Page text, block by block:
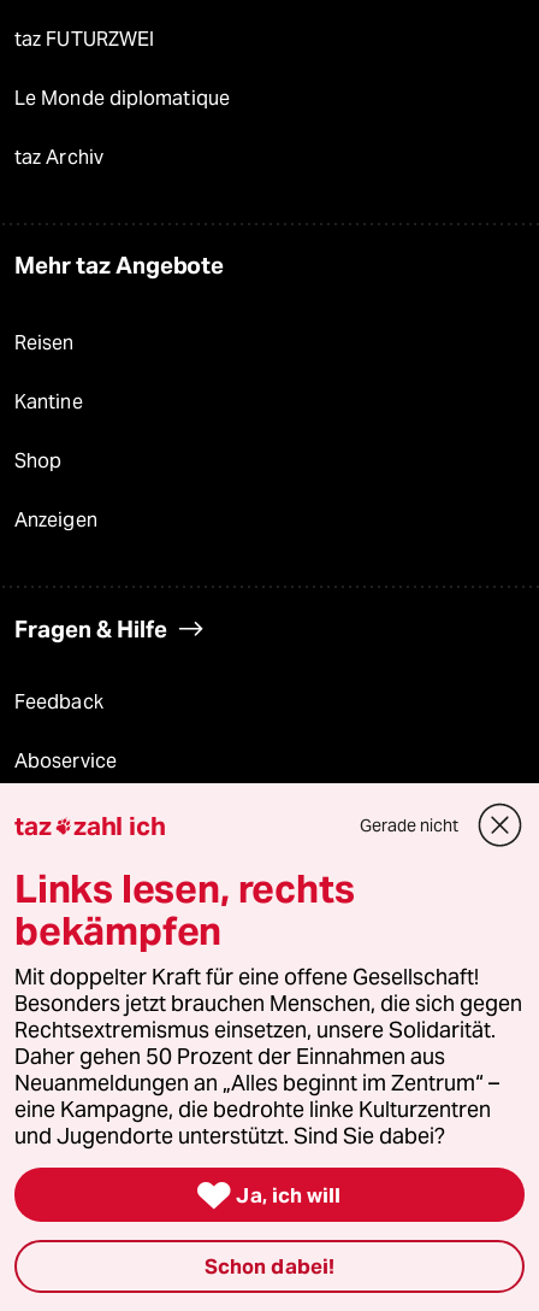
taz FUTURZWEI
Le Monde diplomatique
taz Archiv
Mehr taz Angebote
Reisen
Kantine
Shop
Anzeigen
Fragen & Hilfe
Feedback
Aboservice
ePaper Login
Downloads für Abonnierende
© 2026 taz Verlags und Vertriebs GmbH
Alle Rechte vorbehalten. Bei rechtlichen Fragen oder für Genehmigungen
wenden Sie sich bitte anlizenzen@taz.de
Feedback Redaktionsstatut Kommune-Richtlinien KI-
Leitlinie Informant Datenschutz Impressum AGB
Seitenwende Einwilligungen widerrufen (Ads)
taz zahl ich Gerade nicht
Links lesen, rechts
bekämpfen
Mit doppelter Kraft für eine offene Gesellschaft!
Besonders jetzt brauchen Menschen, die sich gegen
Rechtsextremismus einsetzen, unsere Solidarität.
Daher gehen 50 Prozent der Einnahmen aus
Neuanmeldungen an „Alles beginnt im Zentrum“ –
eine Kampagne, die bedrohte linke Kulturzentren
und Jugendorte unterstützt. Sind Sie dabei?
 Ja, ich will
Schon dabei!